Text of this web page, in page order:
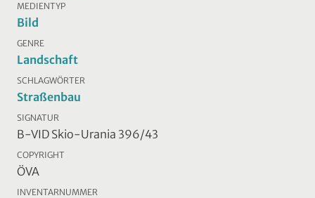
MEDIENTYP
Bild
GENRE
Landschaft
SCHLAGWÖRTER
Straßenbau
SIGNATUR
B-VID Skio-Urania 396/43
COPYRIGHT
ÖVA
INVENTARNUMMER